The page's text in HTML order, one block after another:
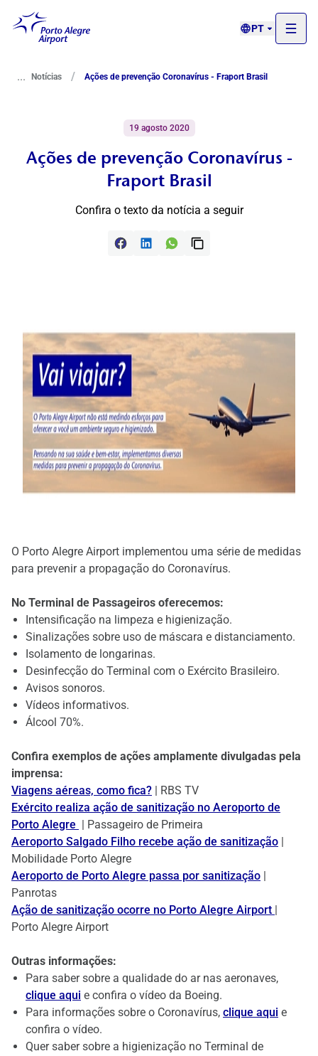
PT
... Notícias / Ações de prevenção Coronavírus - Fraport Brasil
19 agosto 2020
Ações de prevenção Coronavírus -
Fraport Brasil
Confira o texto da notícia a seguir
O Porto Alegre Airport implementou uma série de medidas
para prevenir a propagação do Coronavírus.
No Terminal de Passageiros oferecemos:
Intensificação na limpeza e higienização.
Sinalizações sobre uso de máscara e distanciamento.
Isolamento de longarinas.
Desinfecção do Terminal com o Exército Brasileiro.
Avisos sonoros.
Vídeos informativos.
Álcool 70%.
Confira exemplos de ações amplamente divulgadas pela
imprensa:
Viagens aéreas, como fica? | RBS TV
Exército realiza ação de sanitização no Aeroporto de
Porto Alegre | Passageiro de Primeira
Aeroporto Salgado Filho recebe ação de sanitização |
Mobilidade Porto Alegre
Aeroporto de Porto Alegre passa por sanitização |
Panrotas
Ação de sanitização ocorre no Porto Alegre Airport |
Porto Alegre Airport
Outras informações:
Para saber sobre a qualidade do ar nas aeronaves,
clique aqui e confira o vídeo da Boeing.
Para informações sobre o Coronavírus, clique aqui e
confira o vídeo.
Quer saber sobre a higienização no Terminal de